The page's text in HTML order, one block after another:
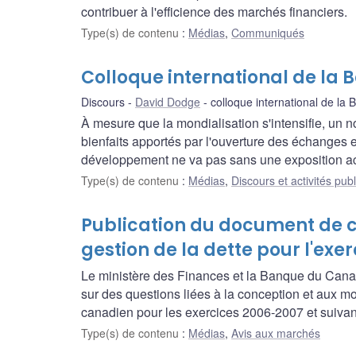
contribuer à l'efficience des marchés financiers.
Type(s) de contenu : Médias, Communiqués
Colloque international de la
Discours David Dodge colloque international de la
À mesure que la mondialisation s'intensifie, un
bienfaits apportés par l'ouverture des
développement ne va pas sans une exposition
Type(s) de contenu : Médias, Discours et activités
Publication du document de
gestion de la dette pour
Le ministère des Finances et la Banque du
sur des questions liées à la conception et aux
canadien pour les exercices 2006-2007 et
Type(s) de contenu : Médias, Avis aux marchés